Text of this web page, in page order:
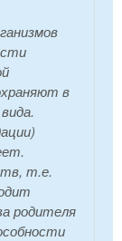
в
т.е.
родителя